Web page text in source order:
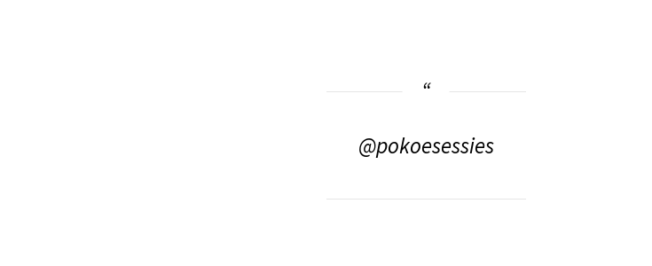
@pokoesessies